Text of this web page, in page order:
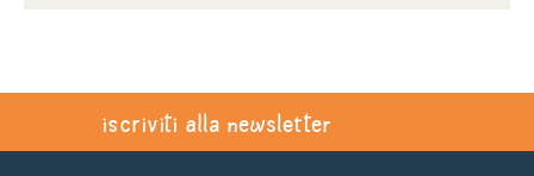
iscriviti alla newsletter